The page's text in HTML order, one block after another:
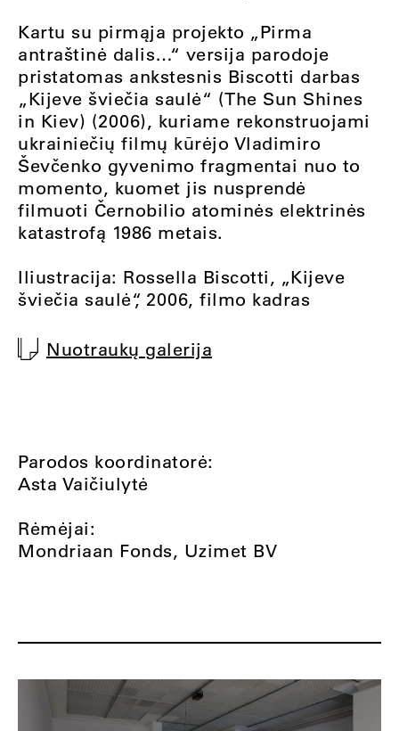
Kartu su pirmąja projekto „Pirma
antraštinė dalis…“ versija parodoje
pristatomas ankstesnis Biscotti darbas
„Kijeve šviečia saulė“ (The Sun Shines
in Kiev) (2006), kuriame rekonstruojami
ukrainiečių filmų kūrėjo Vladimiro
Ševčenko gyvenimo fragmentai nuo to
momento, kuomet jis nusprendė
filmuoti Černobilio atominės elektrinės
katastrofą 1986 metais.
Iliustracija: Rossella Biscotti, „Kijeve
šviečia saulė“, 2006, filmo kadras
Nuotraukų galerija
Parodos koordinatorė:
Asta Vaičiulytė
Rėmėjai:
Mondriaan Fonds, Uzimet BV